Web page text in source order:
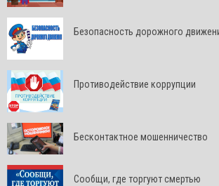
Безопасность дорожного
Противодействие коррупции
Бесконтактное мошенничество
Сообщи, где торгуют смертью